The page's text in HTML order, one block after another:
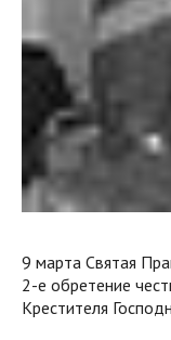
9 марта Святая
2-е обретение
Крестителя